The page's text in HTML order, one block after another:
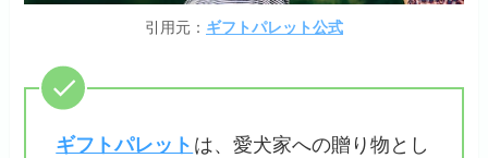
引用元： ギフトパレット公式
ギフトパレット は、愛犬家への贈り物とし